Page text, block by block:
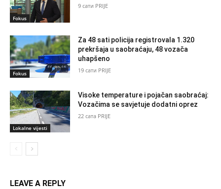
Fokus
9 сати PRIJE
Fokus
Za 48 sati policija registrovala 1.320
prekršaja u saobraćaju, 48 vozača
uhapšeno
19 сати PRIJE
Lokalne vijesti
Visoke temperature i pojačan saobraćaj:
Vozačima se savjetuje dodatni oprez
22 сата PRIJE
LEAVE A REPLY